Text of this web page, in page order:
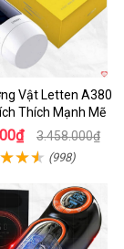
Vật Letten A380
Thích Mạnh Mẽ
3.458.000₫
(998)